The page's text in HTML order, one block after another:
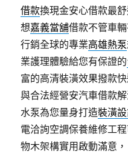
借款換現金安心借款最
想嘉義當舖借款不管車
行銷全球的專業高雄熱泵
業護理體驗給您有保證的
富的高清裝潢效果撥款
與合法經營安汽車借款
水泵為您量身打造裝潢
電洽詢空調保養維修工
物木架構實用啟動滿意，